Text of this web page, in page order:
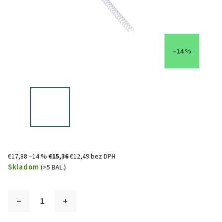
–14 %
€17,88 –14 % €15,36€12,49 bez DPH
Skladom (>5 BAL.)